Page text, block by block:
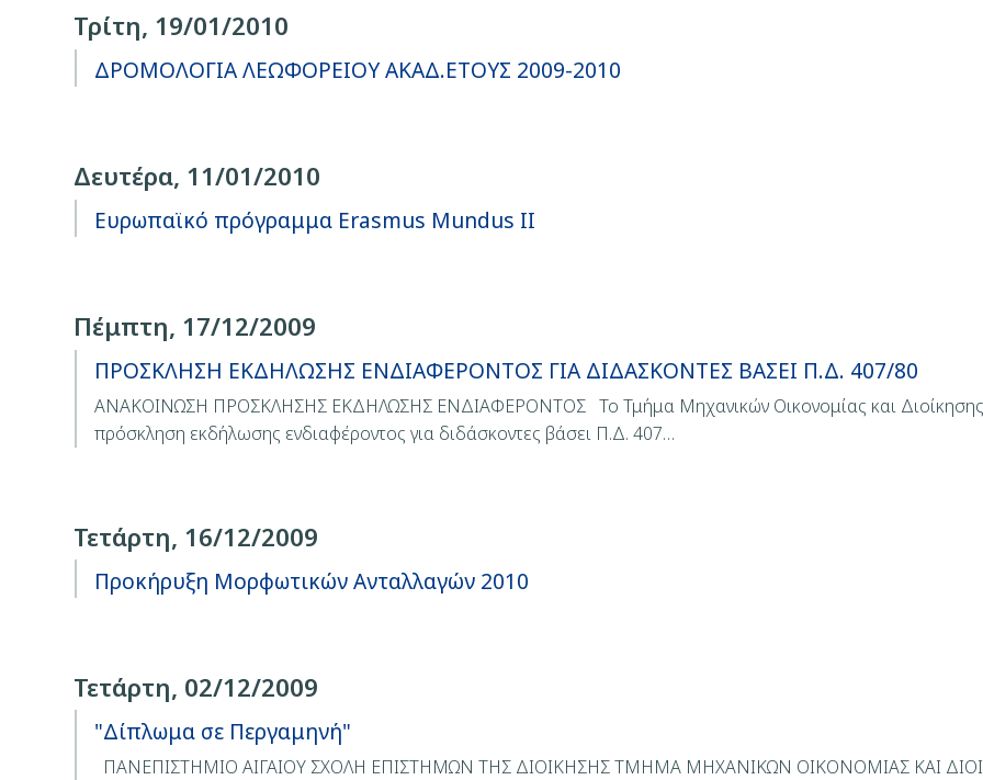
Τρίτη, 19/01/2010
ΔΡΟΜΟΛΟΓΙΑ ΛΕΩΦΟΡΕΙΟΥ ΑΚΑΔ.ΕΤΟΥΣ 2009-2010
Δευτέρα, 11/01/2010
Ευρωπαϊκό πρόγραμμα Erasmus Mundus II
Πέμπτη, 17/12/2009
ΠΡΟΣΚΛΗΣΗ ΕΚΔΗΛΩΣΗΣ ΕΝΔΙΑΦΕΡΟΝΤΟΣ ΓΙΑ ΔΙΔΑΣΚΟΝΤΕΣ ΒΑΣΕΙ Π.Δ. 407/80
ΑΝΑΚΟΙΝΩΣΗ ΠΡΟΣΚΛΗΣΗΣ ΕΚΔΗΛΩΣΗΣ ΕΝΔΙΑΦΕΡΟΝΤΟΣ Το Τμήμα Μηχανικών Οικονομίας και Διοίκησης
πρόσκληση εκδήλωσης ενδιαφέροντος για διδάσκοντες βάσει Π.Δ. 407…
Τετάρτη, 16/12/2009
Προκήρυξη Μορφωτικών Ανταλλαγών 2010
Τετάρτη, 02/12/2009
"Δίπλωμα σε Περγαμηνή"
ΠΑΝΕΠΙΣΤΗΜΙΟ ΑΙΓΑΙΟΥ ΣΧΟΛΗ ΕΠΙΣΤΗΜΩΝ ΤΗΣ ΔΙΟΙΚΗΣΗΣ ΤΜΗΜΑ ΜΗΧΑΝΙΚΩΝ ΟΙΚΟΝΟΜΙΑΣ ΚΑΙ